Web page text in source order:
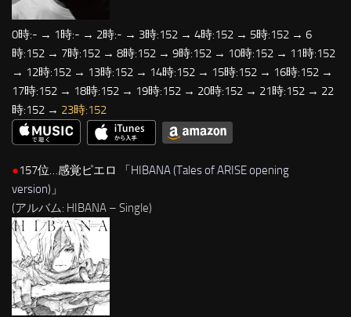
0時:- → 1時:- → 2時:- → 3時:152 → 4時:152 → 5時:152 → 6
時:152 → 7時:152 → 8時:152 → 9時:152 → 10時:152 → 11時:152
→ 12時:152 → 13時:152 → 14時:152 → 15時:152 → 16時:152 →
17時:152 → 18時:152 → 19時:152 → 20時:152 → 21時:152 → 22
時:152 → 23時:152
●157位…感覚ピエロ 「HIBANA (Tales of ARISE opening
version) 」
(アルバム: HIBANA – Single)